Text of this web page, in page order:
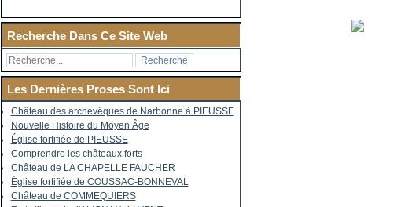
Recherche Dans Ce Site Web
Les Dernières Proses Sont Ici
Château des archevêques de Narbonne à PIEUSSE
Nouvelle Histoire du Moyen Âge
Église fortifiée de PIEUSSE
Comprendre les châteaux forts
Château de LA CHAPELLE FAUCHER
Église fortifiée de COUSSAC-BONNEVAL
Château de COMMEQUIERS